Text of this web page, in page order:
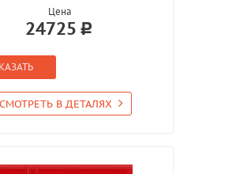
Цена
24725
В ДЕТАЛЯХ